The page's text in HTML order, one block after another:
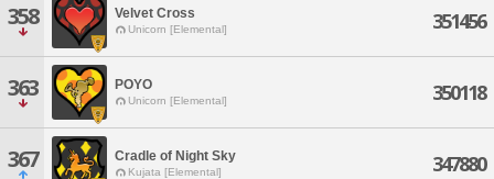
358 Velvet Cross
Unicorn [Elemental] 351456
363 POYO
Unicorn [Elemental] 350118
367 Cradle of Night Sky
Kujata [Elemental] 347880